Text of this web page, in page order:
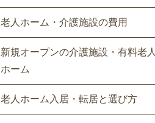
老人ホーム・介護施設の費用
新規オープンの介護施設・有料老人
ホーム
老人ホーム入居・転居と選び方